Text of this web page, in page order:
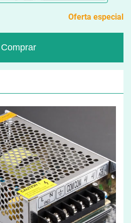
Oferta especial